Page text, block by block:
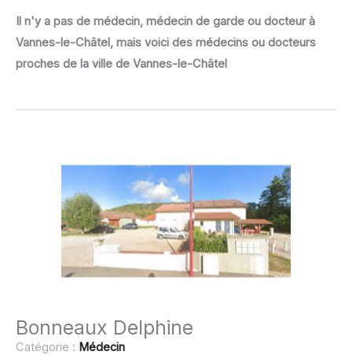
Il n'y a pas de médecin, médecin de garde ou docteur à
Vannes-le-Châtel, mais voici des médecins ou docteurs
proches de la ville de Vannes-le-Châtel
Bonneaux Delphine
Catégorie : Médecin